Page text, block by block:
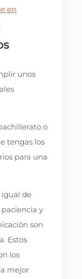
en
unos
o
tengas los
para una
igual de
y
son
Estos
los
mejor